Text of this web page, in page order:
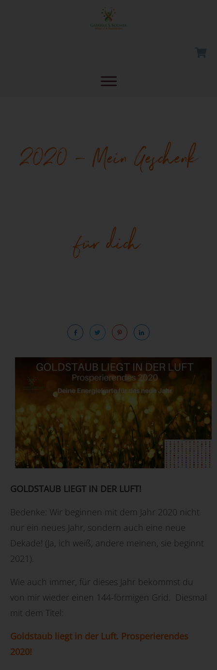
2020 – Mein Geschenk
für dich
GOLDSTAUB LIEGT IN DER LUFT!
Bedenke: Wir beginnen mit dem Jahr 2020 nicht
nur ein neues Jahr, sondern auch eine neue
Dekade! (Ja, ich weiß, andere meinen, sie beginnt
2021).
Wie auch immer, für dieses Jahr bekommst du
von mir wieder einen 144-förmigen Grid. Diesmal
mit dem Titel:
Goldstaub liegt in der Luft. Prosperierendes
2020!